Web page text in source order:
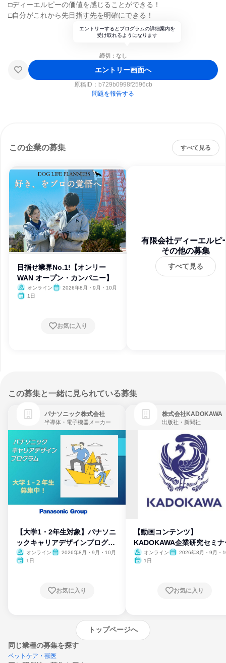
□ディーエルピーの価値を感じることができる！
□自分がこれから先目指す先を明確にできる！
エントリーするとプログラムの詳細案内を
受け取れるようになります
締切：なし
エントリー画面へ
原稿ID： b729b0998f2596cb
問題を報告する
この企業の募集 すべて見る
目指せ業界No.1!【オンリー
WAN オープン・カンパニー】
オンライン
2026年8月・9月・10月
1日
お気に入り
有限会社ディーエルピ
その他の募集
すべて見る
この募集と一緒に見られている募集
パナソニック株式会社
半導体・電子機器メーカー
【大学1・2年生対象】パナソニ
ックキャリアデザインプログラ
ム
オンライン
2026年8月・9月・10月
1日
お気に入り
株式会社KADOKAWA
出版社・新聞社
【動画コンテンツ】
KADOKAWA企業研究セミナ
オンライン
2026年8月・9月・
1日
お気に入り
トップページへ
同じ業種の募集を探す
ペットケア・獣医